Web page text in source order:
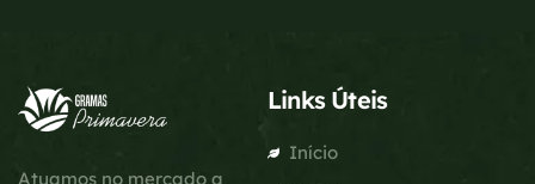
Atuamos no mercado a
Links Úteis
Início